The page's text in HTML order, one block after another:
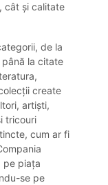
cât și calitate
de la
până la citate
create
artiști,
tricouri
cum ar fi
pe piața
se pe